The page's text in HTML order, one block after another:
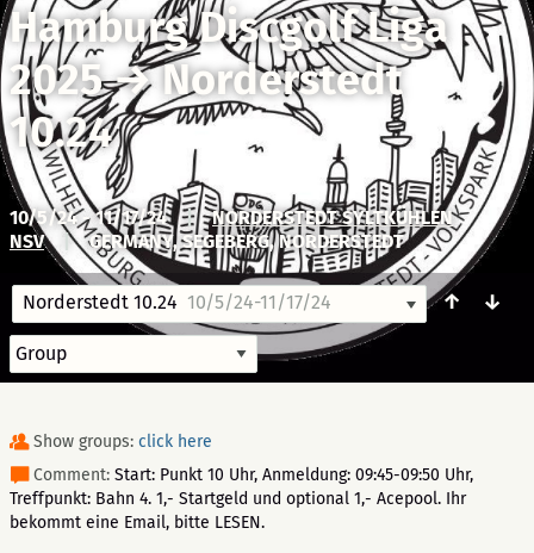
Hamburg Discgolf Liga
2025→Norderstedt
10.24
10/5/24 - 11/17/24 |
NORDERSTEDT SYLTKÜHLEN
NSV
| GERMANY, SEGEBERG, NORDERSTEDT
Norderstedt 10.24 10/5/24-11/17/24 ↑ ↓
Show groups: click here
Comment: Start: Punkt 10 Uhr, Anmeldung: 09:45-09:50 Uhr,
Treffpunkt: Bahn 4. 1,- Startgeld und optional 1,- Acepool. Ihr
bekommt eine Email, bitte LESEN.